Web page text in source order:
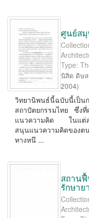
ศูนย์ส
Type:
นิสิต ดิษ
2004)
วิทยานิพนธ์นี้ฉบับนี้เป็น
สถาปัตยกรรมไทย ซึ่งที่
แนวความคิด ในแต่ละ
สนุนแนวความคิดของต
ทางหนึ ...
สถาน
รักษาย